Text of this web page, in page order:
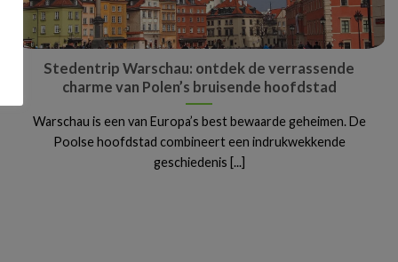
Stedentrip Warschau: ontdek de verrassende
charme van Polen’s bruisende hoofdstad
Warschau is een van Europa’s best bewaarde geheimen. De
Poolse hoofdstad combineert een indrukwekkende
geschiedenis [...]